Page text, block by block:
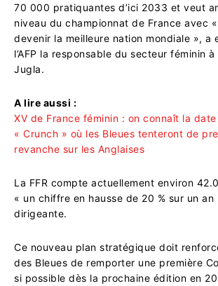
70 000 pratiquantes d’ici 2033 et veut
niveau du championnat de France avec
devenir la meilleure nation mondiale », a
l’AFP la responsable du secteur féminin
Jugla.
A lire aussi :
XV de France féminin : on connaît la
« Crunch » où les Bleues tenteront de
revanche sur les Anglaises
La FFR compte actuellement environ
« un chiffre en hausse de 20 % sur un an
dirigeante.
Ce nouveau plan stratégique doit
des Bleues de remporter une première
si possible dès la prochaine édition en